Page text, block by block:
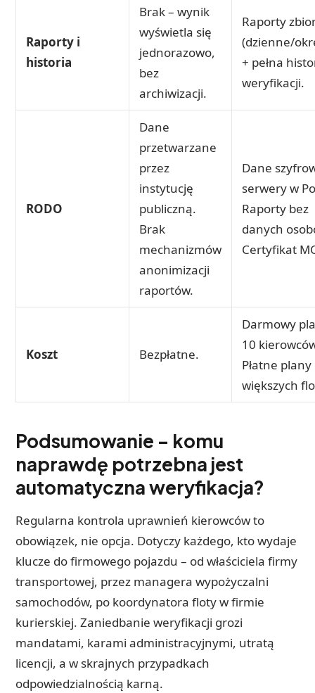
Raporty i
historia
Brak – wynik
wyświetla się
jednorazowo,
bez
archiwizacji.
Raporty
(dzienne/
+ pełna
weryfikacji.
RODO
Dane
przetwarzane
przez
instytucję
publiczną.
Brak
mechanizmów
anonimizacji
raportów.
Dane
serwery w
Raporty bez
danych
Certyfikat
Koszt Bezpłatne.
Darmowy
10
Płatne plany
większych
Podsumowanie – komu
naprawdę potrzebna jest
automatyczna weryfikacja?
Regularna kontrola uprawnień kierowców to
obowiązek, nie opcja. Dotyczy każdego, kto wydaje
klucze do firmowego pojazdu – od właściciela firmy
transportowej, przez managera wypożyczalni
samochodów, po koordynatora floty w firmie
kurierskiej. Zaniedbanie weryfikacji grozi
mandatami, karami administracyjnymi, utratą
licencji, a w skrajnych przypadkach
odpowiedzialnością karną.